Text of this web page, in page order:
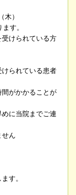
）
す。
けられている方
られている患者
がかかることが
に当院までご連
せん
す。